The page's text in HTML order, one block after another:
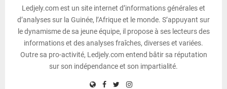
Ledjely.com est un site internet d’informations générales et
d’analyses sur la Guinée, l’Afrique et le monde. S’appuyant sur
le dynamisme de sa jeune équipe, il propose à ses lecteurs des
informations et des analyses fraîches, diverses et variées.
Outre sa pro-activité, Ledjely.com entend bâtir sa réputation
sur son indépendance et son impartialité.